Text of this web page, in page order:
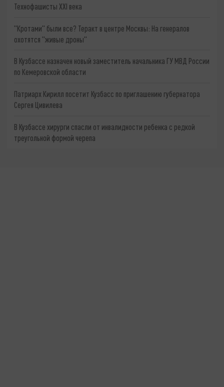
Технофашисты XXI века
"Кротами" были все? Теракт в центре Москвы: На генералов
охотятся "живые дроны"
В Кузбассе назначен новый заместитель начальника ГУ МВД России
по Кемеровской области
Патриарх Кирилл посетит Кузбасс по приглашению губернатора
Сергея Цивилева
В Кузбассе хирурги спасли от инвалидности ребенка с редкой
треугольной формой черепа